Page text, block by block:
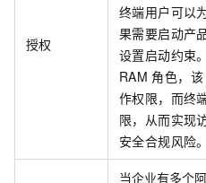
授权
终端用户可以
果需要启动产
设置启动约束
RAM 角色，该
作权限，而终
限，从而实现
安全合规风险。
当企业有多个